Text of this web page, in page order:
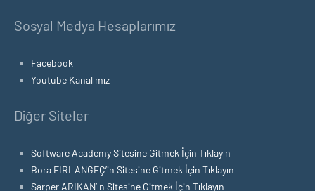
Sosyal Medya Hesaplarımız
Facebook
Youtube Kanalımız
Diğer Siteler
Software Academy Sitesine Gitmek İçin Tıklayın
Bora FIRLANGEÇ’in Sitesine Gitmek İçin Tıklayın
Sarper ARIKAN’ın Sitesine Gitmek İçin Tıklayın